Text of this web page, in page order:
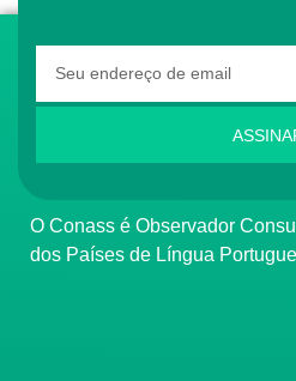
O Conass é Observador Consultivo da Comunidade
dos Países de Língua